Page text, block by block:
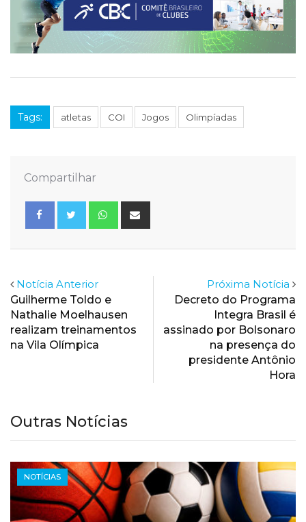
Tags: atletas COI Jogos Olimpíadas
Compartilhar
Whatsapp
Notícia Anterior
Guilherme Toldo e
Nathalie Moelhausen
realizam treinamentos
na Vila Olímpica
Próxima Notícia
Decreto do Programa
Integra Brasil é
assinado por Bolsonaro
na presença do
presidente Antônio
Hora
Outras Notícias
NOTÍCIAS